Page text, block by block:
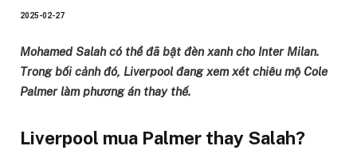
2025-02-27
Mohamed Salah có thể đã bật đèn xanh cho Inter Milan.
Trong bối cảnh đó, Liverpool đang xem xét chiêu mộ Cole
Palmer làm phương án thay thế.
Liverpool mua Palmer thay Salah?